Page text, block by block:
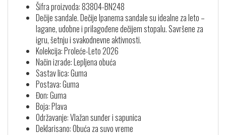
Šifra proizvoda: 83804-BN248
Dečije sandale. Dečije Ipanema sandale su idealne za leto –
lagane, udobne i prilagođene dečijem stopalu. Savršene za
igru, šetnju i svakodnevne aktivnosti.
Kolekcija: Proleće-Leto 2026
Način izrade: Lepljena obuća
Sastav lica: Guma
Postava: Guma
Đon: Guma
Boja: Plava
Održavanje: Vlažan sunđer i sapunica
Deklarisano: Obuća za suvo vreme